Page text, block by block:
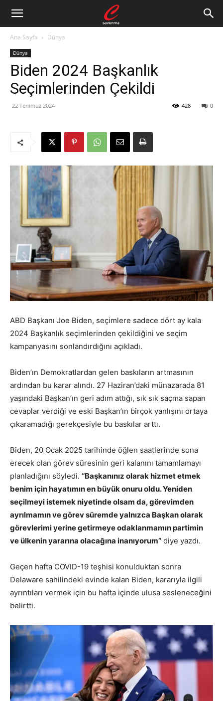
Ana Sayfa Dünya
Dünya
Biden 2024 Başkanlık
Seçimlerinden Çekildi
22 Temmuz 2024 0
428
ABD Başkanı Joe Biden, seçimlere sadece dört ay kala
2024 Başkanlık seçimlerinden çekildiğini ve seçim
kampanyasını sonlandırdığını açıkladı.
Biden’ın Demokratlardan gelen baskıların artmasının
ardından bu karar alındı. 27 Haziran’daki münazarada 81
yaşındaki Başkan’ın geri adım attığı, sık sık saçma sapan
cevaplar verdiği ve eski Başkan’ın birçok yanlışını ortaya
çıkaramadığı gerekçesiyle bu baskılar arttı.
Biden, 20 Ocak 2025 tarihinde öğlen saatlerinde sona
erecek olan görev süresinin geri kalanını tamamlamayı
planladığını söyledi. “Başkanınız olarak hizmet etmek
benim için hayatımın en büyük onuru oldu. Yeniden
seçilmeyi istemek niyetinde olsam da, görevimden
ayrılmamın ve görev süremde yalnızca Başkan olarak
görevlerimi yerine getirmeye odaklanmamın partimin
ve ülkenin yararına olacağına inanıyorum” diye yazdı.
Geçen hafta COVID-19 teşhisi konulduktan sonra
Delaware sahilindeki evinde kalan Biden, kararıyla ilgili
ayrıntıları vermek için bu hafta içinde ulusa sesleneceğini
belirtti.